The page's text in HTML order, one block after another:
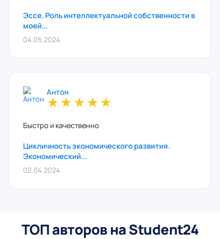
Эссе. Роль интеллектуальной собственности в
моей...
04.05.2024
Антон
★★★★★
Быстро и качественно
Цикличность экономического развития.
Экономический...
02.04.2024
ТОП авторов на Student24